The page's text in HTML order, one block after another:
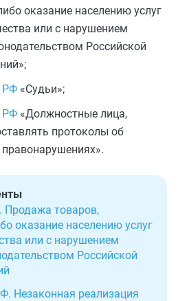
оказание населению услуг
или с нарушением
Российской
РФ «Судьи»;
РФ «Должностные лица,
протоколы об
товаров,
оказание населению услуг
или с нарушением
Российской
Незаконная реализация